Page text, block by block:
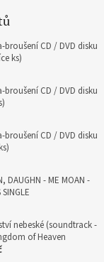
broušení CD / DVD disku
ks)
broušení CD / DVD disku
broušení CD / DVD disku
DAUGHN - ME MOAN -
nebeské (soundtrack -
of Heaven